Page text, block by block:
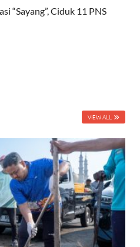
“Sayang”, Ciduk 11 PNS
VIEW ALL